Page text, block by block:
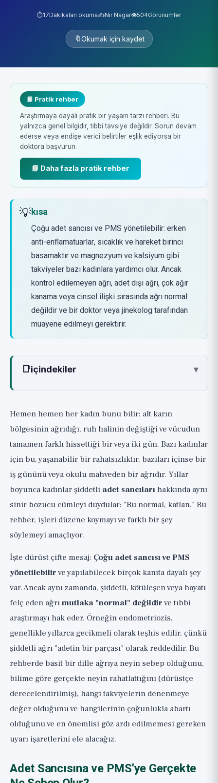
⏱️17Dakikaları okuma✍️Nir Nagar👁️504Görünümler
🔖Okumak için kaydet
📘 Pratik rehber
Araştırmaya dayalı pratik bir yaşam tarzı rehberi. Bu
yalnızca genel bilgidir, tıbbi tavsiye değildir. Sorun devam
ederse veya endişe verici belirtiler eşlik ediyorsa bir
doktora başvurun.
📘 Daha fazla pratik rehber
💡kısa
Çoğu adet sancısı ve PMS yönetilebilir: erken
anti-enflamatuarlar, sıcaklık ve hareket birinci
basamaktır ve magnezyum ve kalsiyum gibi
takviyeler bazı kadınlara yardımcı olur. Ancak
kontrol edilemeyen ağrı, adet dışı ağrı, çok ağır
kanama veya cinsel ilişki sırasında ağrı normal
değildir ve bir doktor veya jinekolog tarafından
muayene edilmeyi gerektirir.
📑içindekiler ▾
Birinci Basamak 🟢
1. Anti-enflamatuarlar (NSAİİ'ler) ve En
Önemlisi: Erken Almak
2. Sıcaklık: Neredeyse İbuprofen Kadar Basit
ve Etkili
3. Hareket: Tam da Canınız İstemiyorken
Döngüler Boyunca Semptomları Azaltan
Yaşam Tarzı
Takviyeler, Tamamen Dürüst ve Kanıt
Derecelendirmeli 🟡
PMS ve PMDD ve Doğum Kontrol Hapı
Seçeneği (Tıbbi Karar)
Uyarı İşaretleri: Adet Ağrısı Ne Zaman
"Sadece Adet" Değildir 🚩
Alt Satır ve Pratik Kontrol Listesi
Hemen hemen her kadın bunu bilir: alt karın
bölgesinin ağrıdığı, ruh halinin değiştiği ve vücudun
tamamen farklı hissettiği bir veya iki gün. Bazı kadınlar
için bu, yaşanabilir bir rahatsızlıktır, bazıları içinse bir
iş gününü veya okulu mahveden bir ağrıdır. Yıllar
boyunca kadınlar şiddetli adet sancıları hakkında aynı
sinir bozucu cümleyi duydular: "Bu normal, katlan." Bu
rehber, işleri düzene koymayı ve farklı bir şey
söylemeyi amaçlıyor.
İşte dürüst çifte mesaj: Çoğu adet sancısı ve PMS
yönetilebilirve yapılabilecek birçok kanıta dayalı şey
var. Ancak aynı zamanda, şiddetli, kötüleşen veya hayatı
felç eden ağrımutlaka "normal" değildirve tıbbi
araştırmayı hak eder. Örneğin endometriozis,
genellikle yıllarca gecikmeli olarak teşhis edilir, çünkü
şiddetli ağrı "adetin bir parçası" olarak reddedilir. Bu
rehberde basit bir dille ağrıya neyin sebep olduğunu,
bilime göre gerçekte neyin rahatlattığını (dürüstçe
derecelendirilmiş), hangi takviyelerin denenmeye
değer olduğunu ve hangilerinin çoğunlukla abartı
olduğunu ve en önemlisi göz ardı edilmemesi gereken
uyarı işaretlerini ele alacağız.
Adet Sancısına ve PMS'ye Gerçekte